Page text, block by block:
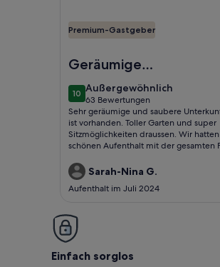
Premium-Gastgeber
Geräumige
Unterkunft
1010 von 10
Außergewöhnlich
außergewöhnlich
63 Bewertungen
(63
bewertungen)
Sehr geräumige und saubere
ist vorhanden. Toller Garten und super
Sitzmöglichkeiten draussen. Wir
schönen Aufenthalt mit der gesamten
Sarah-Nina G.
Aufenthalt im Juli 2024
Einfach sorglos